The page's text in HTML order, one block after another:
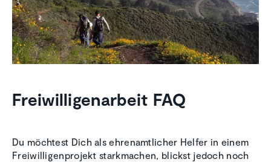
Freiwilligenarbeit FAQ
Du möchtest Dich als ehrenamtlicher Helfer in einem
Freiwilligenprojekt starkmachen, blickst jedoch noch